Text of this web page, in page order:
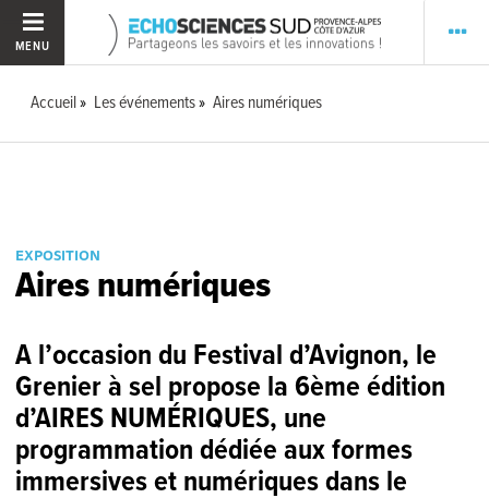
MENU
Accueil Les événements Aires numériques
EXPOSITION
Aires numériques
A l’occasion du Festival d’Avignon, le
Grenier à sel propose la 6ème édition
d’AIRES NUMÉRIQUES, une
programmation dédiée aux formes
immersives et numériques dans le